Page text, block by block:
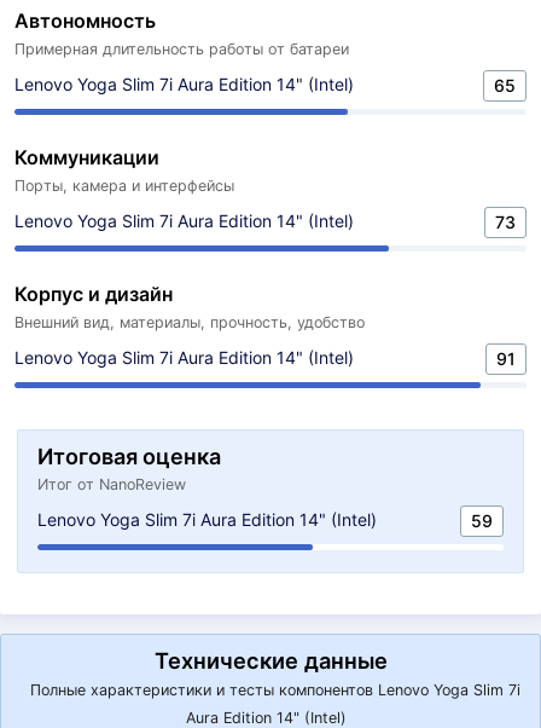
Автономность
Примерная длительность работы от батареи
Lenovo Yoga Slim 7i Aura Edition 14" (Intel) 65
Коммуникации
Порты, камера и интерфейсы
Lenovo Yoga Slim 7i Aura Edition 14" (Intel) 73
Корпус и дизайн
Внешний вид, материалы, прочность, удобство
Lenovo Yoga Slim 7i Aura Edition 14" (Intel) 91
Итоговая оценка
Итог от NanoReview
Lenovo Yoga Slim 7i Aura Edition 14" (Intel) 59
Технические данные
Полные характеристики и тесты компонентов Lenovo Yoga Slim 7i
Aura Edition 14" (Intel)